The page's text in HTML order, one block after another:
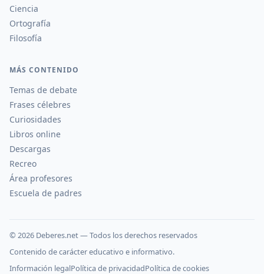
Ciencia
Ortografía
Filosofía
MÁS CONTENIDO
Temas de debate
Frases célebres
Curiosidades
Libros online
Descargas
Recreo
Área profesores
Escuela de padres
© 2026 Deberes.net — Todos los derechos reservados
Contenido de carácter educativo e informativo.
Información legalPolítica de privacidadPolítica de cookies